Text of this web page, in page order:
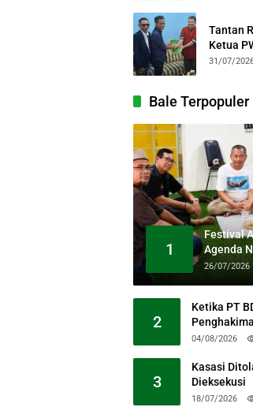
Tantan
Ketua
31/07/
Bale Terpopuler
1
Festival
Agenda
Penuh di
26/07/2026
2
Ketika PT
04/08/2026
3
Kasasi
Dieksekusi
18/07/2026